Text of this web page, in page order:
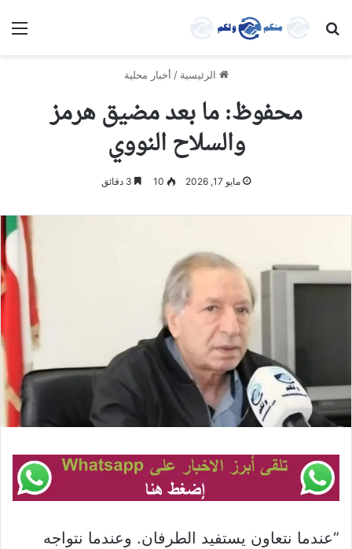
بحث عن
الرئيسية / أخبار محلية
محفوظ: ما بعد مضيق هرمز
والسلاح النووي
مايو 17, 2026 10
“عندما نتعاون يستفيد الطرفان. وعندما نتواجه